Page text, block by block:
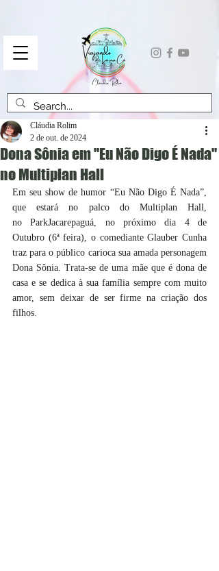
Dona Sônia em "Eu Não Digo É Nada"
no Multiplan Hall
Cláudia Rolim
2 de out. de 2024
Em seu show de humor “Eu Não Digo É Nada”,
que estará no palco do Multiplan Hall,
no ParkJacarepaguá, no próximo dia 4 de
Outubro (6ª feira), o comediante Glauber Cunha
traz para o público carioca sua amada personagem
Dona Sônia. Trata-se de uma mãe que é dona de
casa e se dedica à sua família sempre com muito
amor, sem deixar de ser firme na criação dos
filhos.